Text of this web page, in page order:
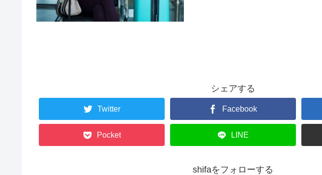
シェアする
Twitter Facebook
Pocket LINE
shifaをフォローする